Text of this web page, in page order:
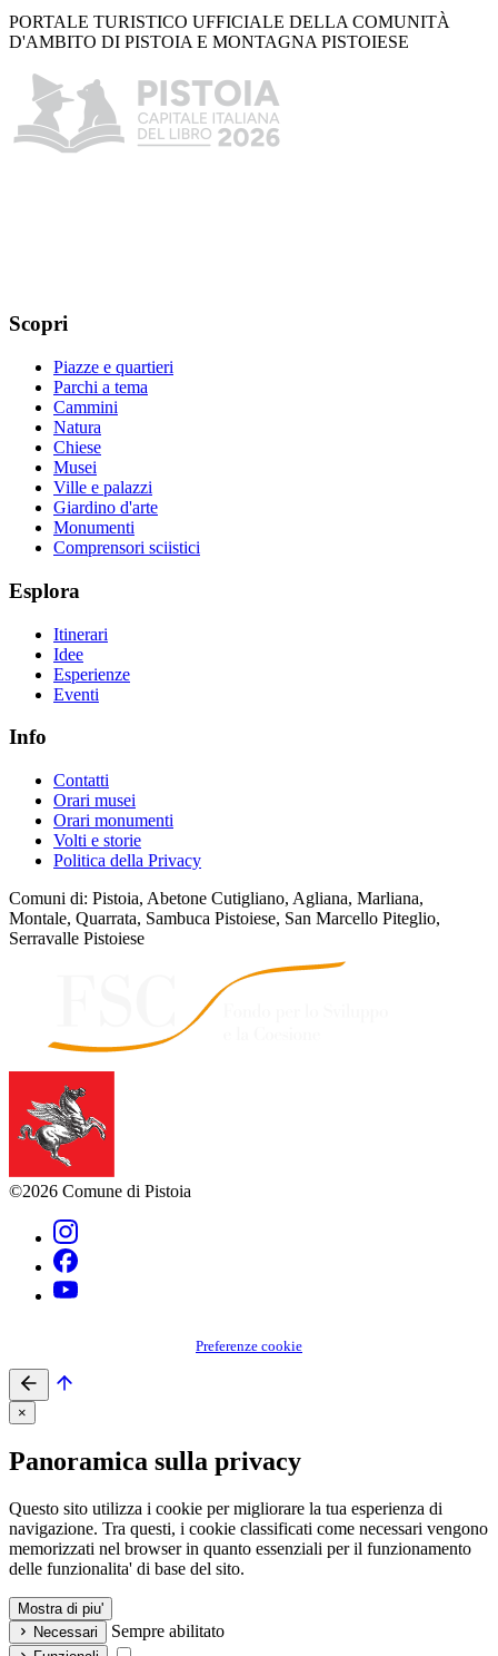
PORTALE TURISTICO UFFICIALE DELLA COMUNITÀ
D'AMBITO DI PISTOIA E MONTAGNA PISTOIESE
Scopri
Piazze e quartieri
Parchi a tema
Cammini
Natura
Chiese
Musei
Ville e palazzi
Giardino d'arte
Monumenti
Comprensori sciistici
Esplora
Itinerari
Idee
Esperienze
Eventi
Info
Contatti
Orari musei
Orari monumenti
Volti e storie
Politica della Privacy
Comuni di: Pistoia, Abetone Cutigliano, Agliana, Marliana,
Montale, Quarrata, Sambuca Pistoiese, San Marcello Piteglio,
Serravalle Pistoiese
©2026 Comune di Pistoia
Preferenze cookie
×
Panoramica sulla privacy
Questo sito utilizza i cookie per migliorare la tua esperienza di
navigazione. Tra questi, i cookie classificati come necessari vengono
memorizzati nel browser in quanto essenziali per il funzionamento
delle funzionalita' di base del sito.
Mostra di piu'
Necessari
Sempre abilitato